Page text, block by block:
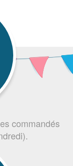
commandés